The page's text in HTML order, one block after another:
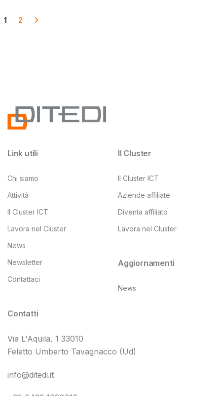
1 2
Link utili
Chi siamo
Attività
Il Cluster ICT
Lavora nel Cluster
News
Newsletter
Contattaci
Il Cluster
Il Cluster ICT
Aziende affiliate
Diventa affiliato
Lavora nel Cluster
Aggiornamenti
News
Contatti
Via L'Aquila, 1 33010
Feletto Umberto Tavagnacco (Ud)
info@ditedi.it